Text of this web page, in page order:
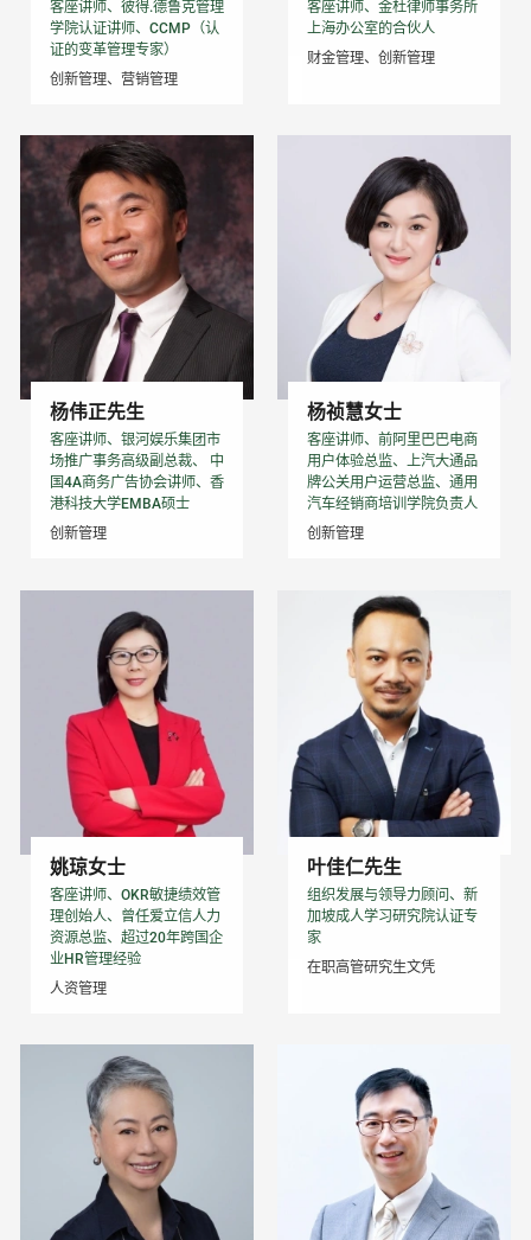
客座讲师、彼得.德鲁克管理
学院认证讲师、CCMP（认
证的变革管理专家）
创新管理、营销管理
客座讲师、金杜律师事务所
上海办公室的合伙人
财金管理、创新管理
杨伟正先生
客座讲师、银河娱乐集团市
场推广事务高级副总裁、 中
国4A商务广告协会讲师、香
港科技大学EMBA硕士
创新管理
杨祯慧女士
客座讲师、前阿里巴巴电商
用户体验总监、上汽大通品
牌公关用户运营总监、通用
汽车经销商培训学院负责人
创新管理
姚琼女士
客座讲师、OKR敏捷绩效管
理创始人、曾任爱立信人力
资源总监、超过20年跨国企
业HR管理经验
人资管理
叶佳仁先生
组织发展与领导力顾问、新
加坡成人学习研究院认证专
家
在职高管研究生文凭